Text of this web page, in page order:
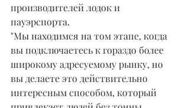
производителей лодок и
пауэрспорта.
"Мы находимся на том этапе, когда
вы подключаетесь к гораздо более
широкому адресуемому рынку, но
вы делаете это действительно
интересным способом, который